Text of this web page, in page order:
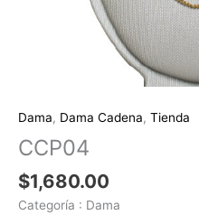
Dama, Dama Cadena, Tienda
CCP04
$1,680.00
Categoría : Dama